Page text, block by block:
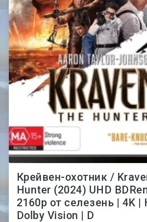
Крейвен-охотник /
Hunter (2024) UHD
2160p от селезень | 4K |
Dolby Vision | D